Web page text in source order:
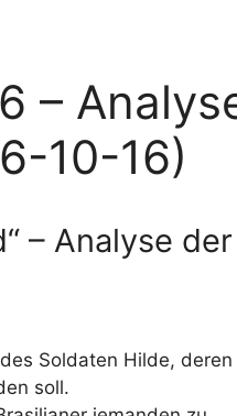
–
10-16)
– Analyse der
Soldaten Hilde, deren
soll.